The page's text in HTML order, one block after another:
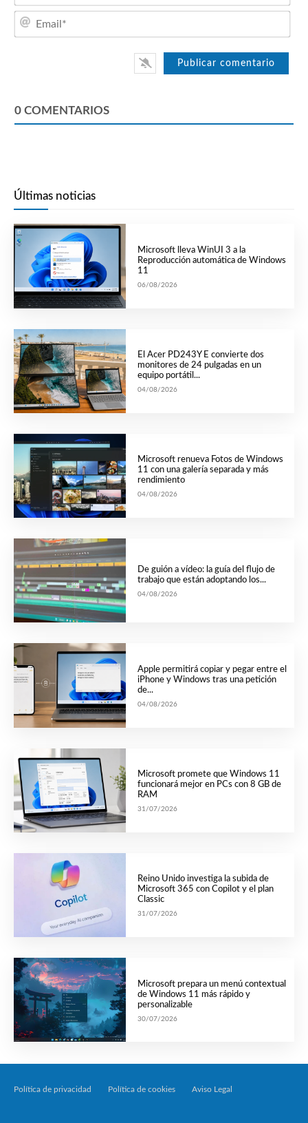
0 COMENTARIOS
Últimas noticias
Microsoft lleva WinUI 3 a la
Reproducción automática de Windows
11
06/08/2026
El Acer PD243Y E convierte dos
monitores de 24 pulgadas en un
equipo portátil...
04/08/2026
Microsoft renueva Fotos de Windows
11 con una galería separada y más
rendimiento
04/08/2026
De guión a vídeo: la guía del flujo de
trabajo que están adoptando los...
04/08/2026
Apple permitirá copiar y pegar entre el
iPhone y Windows tras una petición
de...
04/08/2026
Microsoft promete que Windows 11
funcionará mejor en PCs con 8 GB de
RAM
31/07/2026
Reino Unido investiga la subida de
Microsoft 365 con Copilot y el plan
Classic
31/07/2026
Microsoft prepara un menú contextual
de Windows 11 más rápido y
personalizable
30/07/2026
Política de privacidad Política de cookies Aviso Legal